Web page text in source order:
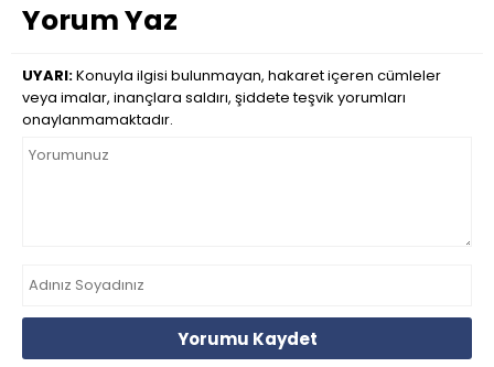
Yorum Yaz
UYARI:Konuyla ilgisi bulunmayan, hakaret içeren cümleler
veya imalar, inançlara saldırı, şiddete teşvik yorumları
onaylanmamaktadır.
Yorumu Kaydet